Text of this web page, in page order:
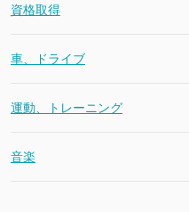
資格取得
車、ドライブ
運動、トレーニング
音楽